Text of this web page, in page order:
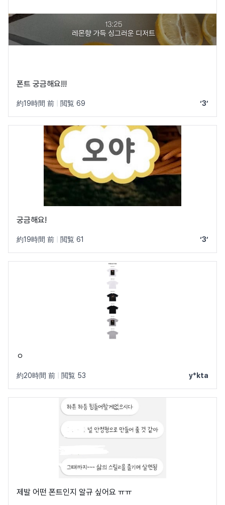
폰트 궁금해요!!!
約19時間 前 閲覧 69 ‘3’
궁금해요!
約19時間 前 閲覧 61 ‘3’
ㅇ
約20時間 前 閲覧 53 y*kta
제발 어떤 폰트인지 알규 싶어요 ㅠㅠ